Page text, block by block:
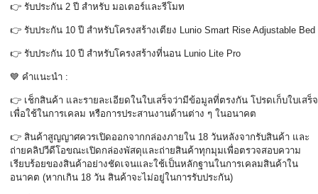
👉 รับประกัน 2 ปี สำหรับ มอเตอร์และรีโมท
👉 รับประกัน 10 ปี สำหรับโครงสร้างเตียง Lunio Smart Rise Adjustable Bed
👉 รับประกัน 10 ปี สำหรับโครงสร้างที่นอน Lunio Lite Pro
💙 คำแนะนำ :
👉 เช็กสินค้า และรายละเอียดในใบเสร็จว่ามีข้อมูลที่ตรงกัน โปรดเก็บใบเสร็จ
เพื่อใช้ในการเคลม หรือการประสานงานด้านต่าง ๆ ในอนาคต
👉 สินค้าสูญญาศควรเปิดออกจากกล่องภายใน 18 วันหลังจากรับสินค้า และ
ถ่ายคลิปวีดีโอขณะเปิดกล่องพัสดุและถ่ายสินค้าทุกมุมเพื่อตรวจสอบความ
เรียบร้อยของสินค้าอย่างชัดเจนและใช้เป็นหลักฐานในการเคลมสินค้าใน
อนาคต (หากเกิน 18 วัน สินค้าจะไม่อยู่ในการรับประกัน)